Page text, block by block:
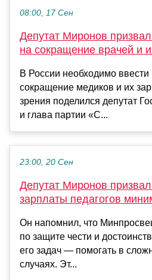
08:00, 17 Сен
Депутат Миронов
на сокращение врачей и
В России необходимо
сокращение медиков и их
зрения поделился депутат
и глава партии «С...
23:00, 20 Сен
Депутат Миронов
зарплаты педагогов
Он напомнил, что
по защите чести и
его задач — помогать в
случаях. Эт...